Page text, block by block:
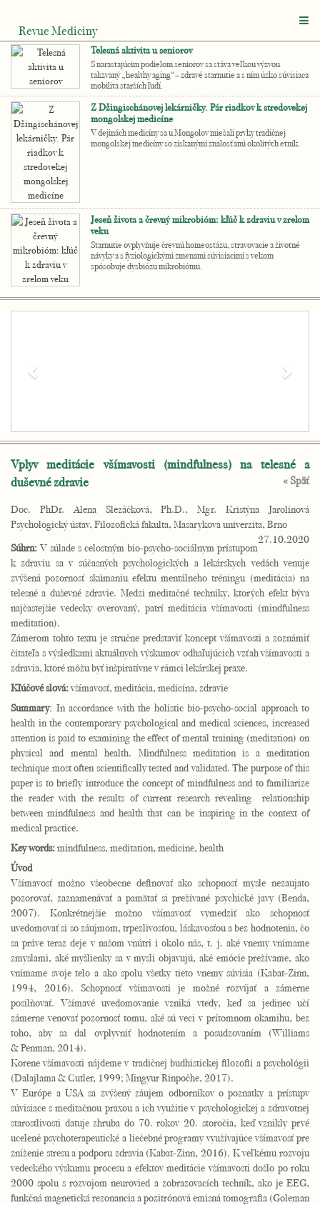
Revue Mediciny
Telesná aktivita u seniorov
S narastajúcim podielom seniorov sa stáva veľkou výzvou
takzvaný „healthy aging“– zdravé starnutie a s ním úzko súvisiaca
mobilita starších ľudí.
Z Džingischánovej lekárničky. Pár riadkov k stredovekej
mongolskej medicíne
V dejinách medicíny sa u Mongolov miešali prvky tradičnej
mongolskej medicíny so získanými znalosťami okolitých etník.
Jeseň života a črevný mikrobióm: kľúč k zdraviu v zrelom
veku
Starnutie ovplyvňuje črevnú homeostázu, stravovacie a životné
návyky a s fyziologickými zmenami súvisiacimi s vekom
spôsobuje dysbiózu mikrobiómu.
Vplyv meditácie všímavosti (mindfulness) na telesné a
duševné zdravie
« Späť
Doc. PhDr. Alena Slezáčková, Ph.D., Mgr. Kristýna Jarolínová
Psychologický ústav, Filozofická fakulta, Masarykova univerzita, Brno
27.10.2020
Súhrn: V súlade s celostným bio-psycho-sociálnym prístupom
k zdraviu sa v súčasných psychologických a lekárskych vedách venuje
zvýšená pozornosť skúmaniu efektu mentálneho tréningu (meditácia) na
telesné a duševné zdravie. Medzi meditačné techniky, ktorých efekt býva
najčastejšie vedecky overovaný, patrí meditácia všímavosti (mindfulness
meditation).
Zámerom tohto textu je stručne predstaviť koncept všímavosti a zoznámiť
čitateľa s výsledkami aktuálnych výskumov odhaľujúcich vzťah všímavosti a
zdravia, ktoré môžu byť inšpiratívne v rámci lekárskej praxe.
Kľúčové slová:všímavosť, meditácia, medicína, zdravie
Summary: In accordance with the holistic bio-psycho-social approach to
health in the contemporary psychological and medical sciences, increased
attention is paid to examining the effect of mental training (meditation) on
physical and mental health. Mindfulness meditation is a meditation
technique most often scientifically tested and validated. The purpose of this
paper is to briefly introduce the concept of mindfulness and to familiarize
the reader with the results of current research revealing relationship
between mindfulness and health that can be inspiring in the context of
medical practice.
Key words:mindfulness, meditation, medicine, health
Úvod
Všímavosť možno všeobecne definovať ako schopnosť mysle nezaujato
pozorovať, zaznamenávať a pamätať si prežívané psychické javy (Benda,
2007). Konkrétnejšie možno všímavosť vymedziť ako schopnosť
uvedomovať si so záujmom, trpezlivosťou, láskavosťou a bez hodnotenia, čo
sa práve teraz deje v našom vnútri i okolo nás, t. j. aké vnemy vnímame
zmyslami, aké myšlienky sa v mysli objavujú, aké emócie prežívame, ako
vnímame svoje telo a ako spolu všetky tieto vnemy súvisia (Kabat-Zinn,
1994, 2016). Schopnosť všímavosti je možné rozvíjať a zámerne
posilňovať. Všímavé uvedomovanie vzniká vtedy, keď sa jedinec učí
zámerne venovať pozornosť tomu, aké sú veci v prítomnom okamihu, bez
toho, aby sa dal ovplyvniť hodnotením a posudzovaním (Williams
& Penman, 2014).
Korene všímavosti nájdeme v tradičnej budhistickej filozofii a psychológii
(Dalajlama & Cutler, 1999; Mingyur Rinpočhe, 2017).
V Európe a USA sa zvýšený záujem odborníkov o poznatky a prístupv
súvisiace s meditačnou praxou a ich využitie v psychologickej a zdravotnej
starostlivosti datuje zhruba do 70. rokov 20. storočia, keď vznikly prvé
ucelené psychoterapeutické a liečebné programy využívajúce všímavosť pre
zníženie stresu a podporu zdravia (Kabat-Zinn, 2016). K veľkému rozvoju
vedeckého výskumu procesu a efektov meditácie všímavosti došlo po roku
2000 spolu s rozvojom neurovied a zobrazovacích techník, ako je EEG,
funkčná magnetická rezonancia a pozitrónová emisná tomografia (Goleman